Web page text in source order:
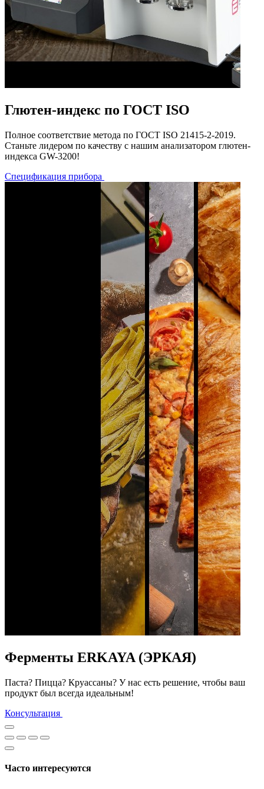
Глютен-индекс по ГОСТ ISO
Полное соответствие метода по ГОСТ ISO 21415-2-2019.
Станьте лидером по качеству с нашим анализатором глютен-
индекса GW-3200!
Спецификация прибора
Ферменты ERKAYA (ЭРКАЯ)
Паста? Пицца? Круассаны? У нас есть решение, чтобы ваш
продукт был всегда идеальным!
Консультация
Часто интересуются